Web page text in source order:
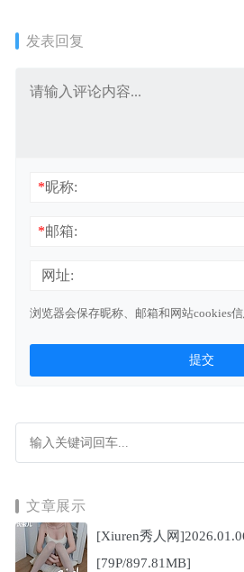
发表回复
*昵称:
*邮箱:
网址:
浏览器会保存昵称、邮箱和网站cookies
文章展示
[Xiuren秀人网
[79P/897.81MB]